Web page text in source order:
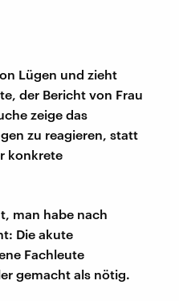
Lügen und zieht
der Bericht von Frau
zeige das
zu reagieren, statt
konkrete
man habe nach
Die akute
Fachleute
gemacht als nötig.